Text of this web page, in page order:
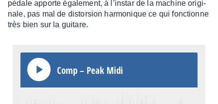
pédale apporte égale­ment, à l’ins­tar de la machine origi­
nale, pas mal de distor­sion harmo­nique ce qui fonc­tionne
très bien sur la guitare.
Comp – Peak Midi